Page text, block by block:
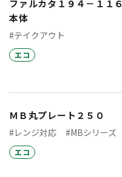
ファルカタ１９４－１１６
本体
#テイクアウト
エコ
ＭＢ丸プレート２５０
#レンジ対応 #MBシリーズ
エコ